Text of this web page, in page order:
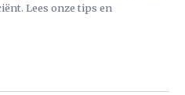
Lees onze tips en